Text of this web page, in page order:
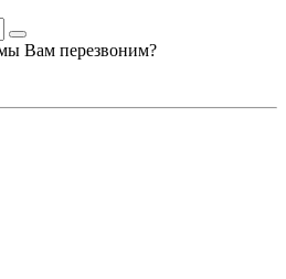
Вам перезвоним?